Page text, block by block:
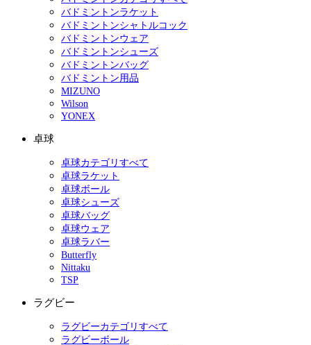
バドミントンラケット
バドミントンシャトルコック
バドミントンウェア
バドミントンシューズ
バドミントンバッグ
バドミントン用品
MIZUNO
Wilson
YONEX
卓球
卓球カテゴリすべて
卓球ラケット
卓球ボール
卓球シューズ
卓球バッグ
卓球ウェア
卓球ラバー
Butterfly
Nittaku
TSP
ラグビー
ラグビーカテゴリすべて
ラグビーボール